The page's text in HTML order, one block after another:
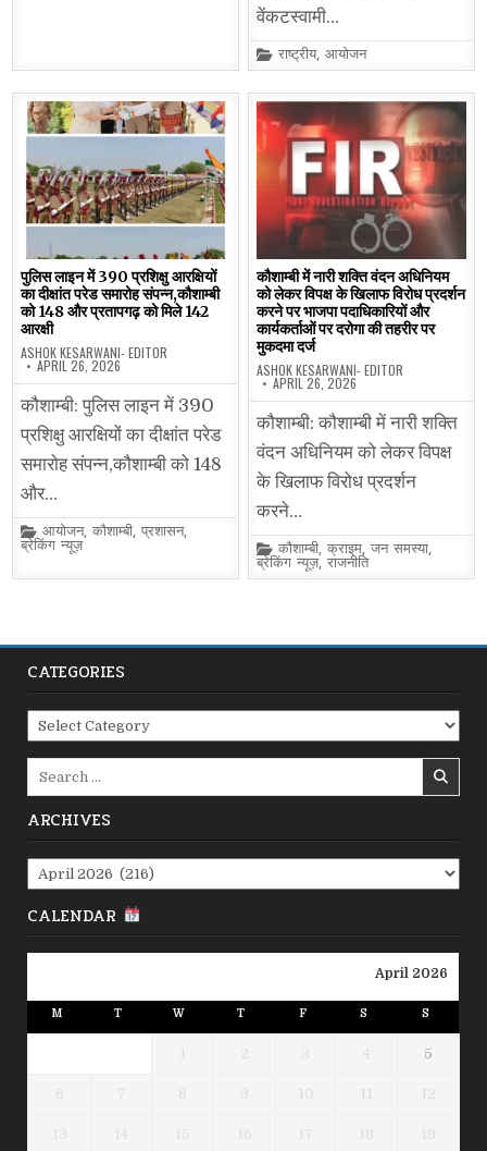
वेंकटस्वामी…
Posted
in
राष्ट्रीय,आयोजन
पुलिस लाइन में 390 प्रशिक्षु आरक्षियों
का दीक्षांत परेड समारोह संपन्न,कौशाम्बी
को 148 और प्रतापगढ़ को मिले 142
आरक्षी
ASHOK KESARWANI- EDITOR
APRIL 26, 2026
कौशाम्बी: पुलिस लाइन में 390
प्रशिक्षु आरक्षियों का दीक्षांत परेड
समारोह संपन्न,कौशाम्बी को 148
और…
Posted
in
आयोजन,कौशाम्बी,प्रशासन,
ब्रेकिंग न्यूज़
कौशाम्बी में नारी शक्ति वंदन अधिनियम
को लेकर विपक्ष के खिलाफ विरोध प्रदर्शन
करने पर भाजपा पदाधिकारियों और
कार्यकर्ताओं पर दरोगा की तहरीर पर
मुकदमा दर्ज
ASHOK KESARWANI- EDITOR
APRIL 26, 2026
कौशाम्बी: कौशाम्बी में नारी शक्ति
वंदन अधिनियम को लेकर विपक्ष
के खिलाफ विरोध प्रदर्शन
करने…
Posted
in
कौशाम्बी,क्राइम,जन समस्या,
ब्रेकिंग न्यूज़,राजनीति
CATEGORIES
Categories
ARCHIVES
Archives
CALENDAR
April 2026
M T W T F S S
1 2 3 4 5
6 7 8 9 10 11 12
13 14 15 16 17 18 19